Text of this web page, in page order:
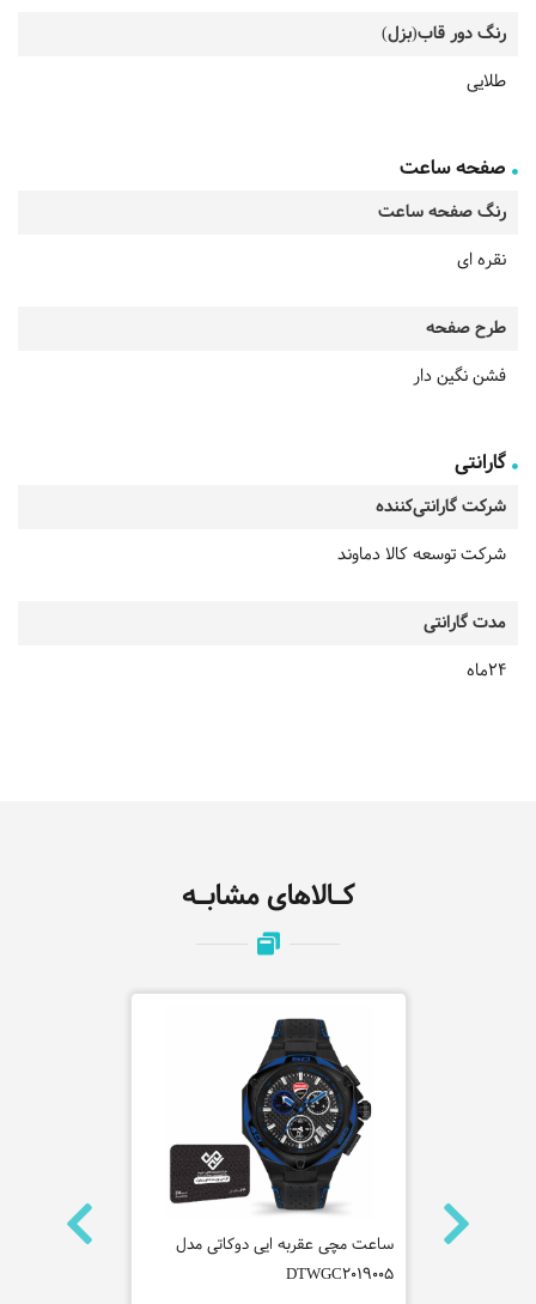
رنگ دور قاب(بزل)
طلایی
صفحه ساعت
رنگ صفحه ساعت
نقره ای
طرح صفحه
فشن نگین دار
گارانتی
شرکت گارانتی‌کننده
شرکت توسعه کالا دماوند
مدت گارانتی
24ماه
کـالاهای مشابـه
ساعت مچی
ساعت مچی عقربه ایی دوکاتی مدل
DTWGC2019005